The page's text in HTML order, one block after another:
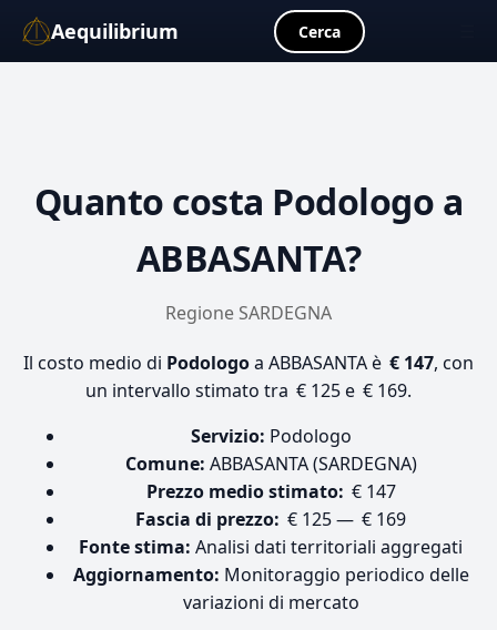
Aequilibrium Cerca
Quanto costa Podologo a
ABBASANTA?
Regione SARDEGNA
Il costo medio di Podologoa ABBASANTA è € 147, con
un intervallo stimato tra € 125 e € 169.
Servizio: Podologo
Comune: ABBASANTA (SARDEGNA)
Prezzo medio stimato: € 147
Fascia di prezzo: € 125 — € 169
Fonte stima: Analisi dati territoriali aggregati
Aggiornamento: Monitoraggio periodico delle
variazioni di mercato